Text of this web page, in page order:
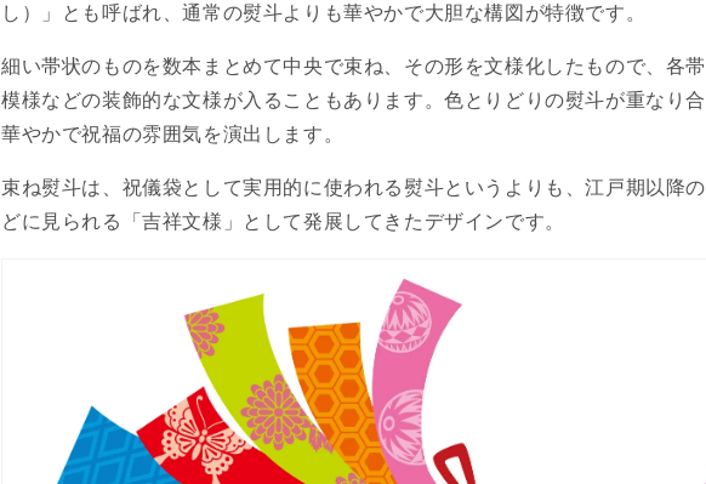
し）」とも呼ばれ、通常の熨斗よりも華やかで大胆な構図が特徴です。
細い帯状のものを数本まとめて中央で束ね、その形を文様化したもので、各
模様などの装飾的な文様が入ることもあります。色とりどりの熨斗が重なり
華やかで祝福の雰囲気を演出します。
束ね熨斗は、祝儀袋として実用的に使われる熨斗というよりも、江戸期以降
どに見られる「吉祥文様」として発展してきたデザインです。